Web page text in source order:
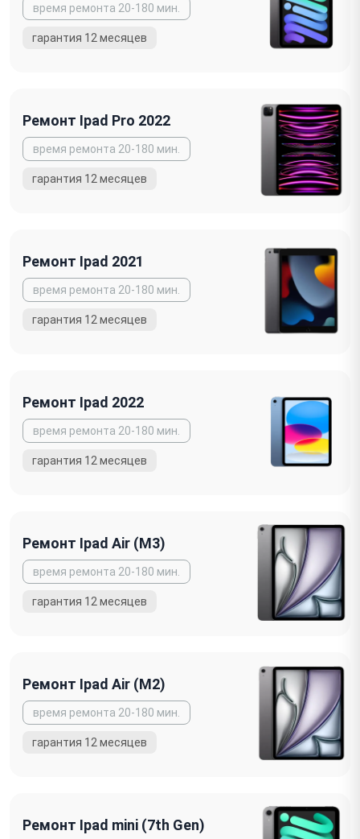
Ремонт Ipad Pro 2022
Ремонт Ipad 2021
Ремонт Ipad 2022
Ремонт Ipad Air (M3)
Ремонт Ipad Air (M2)
Ремонт Ipad mini (7th Gen)